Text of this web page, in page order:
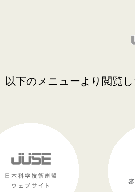
以下のメニューより閲覧